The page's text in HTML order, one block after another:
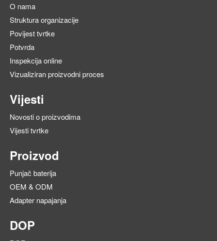
O nama
Struktura organizacije
Povijest tvrtke
Potvrda
Inspekcija online
Vizualiziran proizvodni proces
Vijesti
Novosti o proizvodima
Vijesti tvrtke
Proizvod
Punjač baterija
OEM & ODM
Adapter napajanja
DOP